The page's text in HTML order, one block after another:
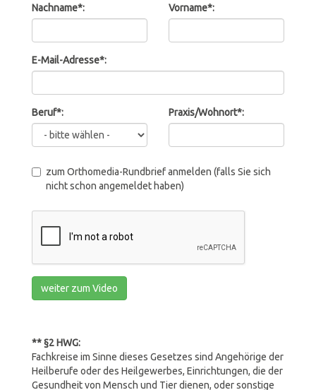
Nachname*: Vorname*:
E-Mail-Adresse*:
Beruf*: Praxis/Wohnort*:
zum Orthomedia-Rundbrief anmelden (falls Sie sich
nicht schon angemeldet haben)
weiter zum Video
** §2 HWG:
Fachkreise im Sinne dieses Gesetzes sind Angehörige der
Heilberufe oder des Heilgewerbes, Einrichtungen, die der
Gesundheit von Mensch und Tier dienen, oder sonstige